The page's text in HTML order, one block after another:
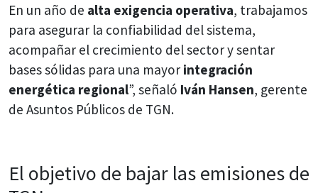
En un año de alta exigencia operativa, trabajamos
para asegurar la confiabilidad del sistema,
acompañar el crecimiento del sector y sentar
bases sólidas para una mayor integración
energética regional”, señaló Iván Hansen, gerente
de Asuntos Públicos de TGN.
El objetivo de bajar las emisiones de